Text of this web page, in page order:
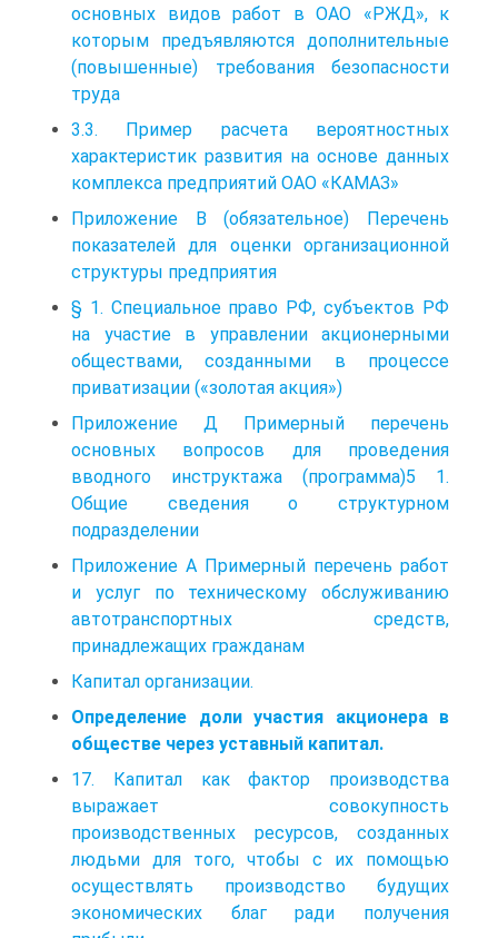
основных видов работ в ОАО «РЖД», к
которым предъявляются дополнительные
(повышенные) требования безопасности
труда
3.3. Пример расчета вероятностных
характеристик развития на основе данных
комплекса предприятий ОАО «КАМАЗ»
Приложение В (обязательное) Перечень
показателей для оценки организационной
структуры предприятия
§ 1. Специальное право РФ, субъектов РФ
на участие в управлении акционерными
обществами, созданными в процессе
приватизации («золотая акция»)
Приложение Д Примерный перечень
основных вопросов для проведения
вводного инструктажа (программа)5 1.
Общие сведения о структурном
подразделении
Приложение А Примерный перечень работ
и услуг по техническому обслуживанию
автотранспортных средств,
принадлежащих гражданам
Капитал организации.
Определение доли участия акционера в
обществе через уставный капитал.
17. Капитал как фактор производства
выражает совокупность
производственных ресурсов, созданных
людьми для того, чтобы с их помощью
осуществлять производство будущих
экономических благ ради получения